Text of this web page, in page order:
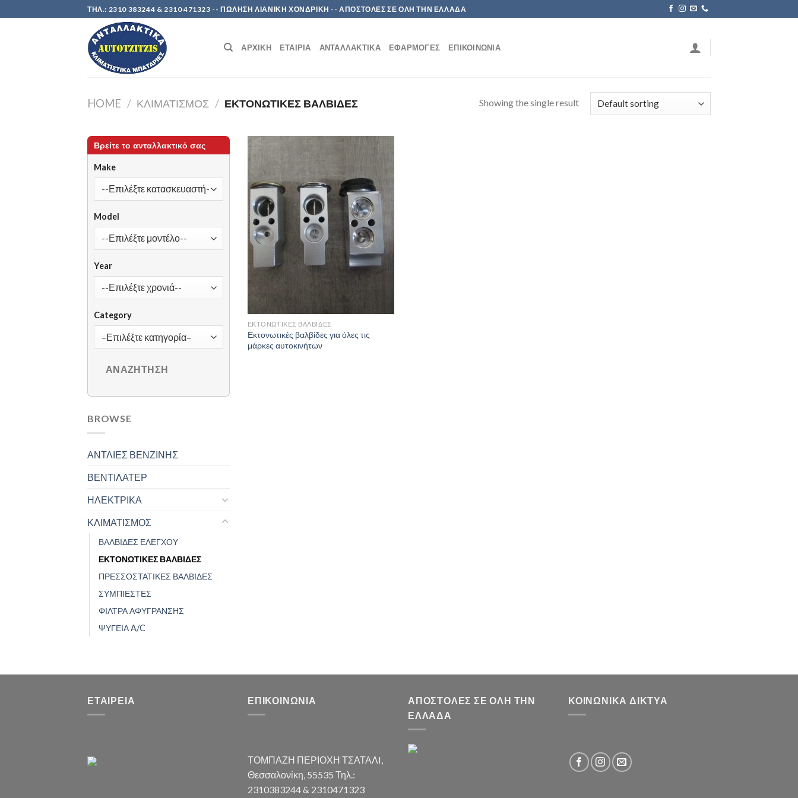
to
ΤΗΛ.: 2310 383244 & 2310 471323 -- ΠΩΛΗΣΗ ΛΙΑΝΙΚΗ ΧΟΝΔΡΙΚΗ -- ΑΠΟΣΤΟΛΕΣ ΣΕ ΟΛΗ ΤΗΝ ΕΛΛΑΔΑ
ΑΡΧΙΚΉ ΕΤΑΙΡΊΑ ΑΝΤΑΛΛΑΚΤΙΚΆ ΕΦΑΡΜΟΓΈΣ ΕΠΙΚΟΙΝΩΝΊΑ
HOME / ΚΛΙΜΑΤΙΣΜΟΣ / ΕΚΤΟΝΩΤΙΚΕΣ ΒΑΛΒΙΔΕΣ Showing the single result
Βρείτε το ανταλλακτικό σας
Make
Model
Year
Category
BROWSE
ΑΝΤΛΙΕΣ ΒΕΝΖΙΝΗΣ
ΒΕΝΤΙΛΑΤΕΡ
ΗΛΕΚΤΡΙΚΑ
ΚΛΙΜΑΤΙΣΜΟΣ
ΒΑΛΒΙΔΕΣ ΕΛΕΓΧΟΥ
ΕΚΤΟΝΩΤΙΚΕΣ ΒΑΛΒΙΔΕΣ
ΠΡΕΣΣΟΣΤΑΤΙΚΕΣ ΒΑΛΒΙΔΕΣ
ΣΥΜΠΙΕΣΤΕΣ
ΦΙΛΤΡΑ ΑΦΥΓΡΑΝΣΗΣ
ΨΥΓΕΙΑ A/C
ΕΚΤΟΝΩΤΙΚΕΣ ΒΑΛΒΙΔΕΣ
Εκτονωτικές βαλβίδες για όλες τις
μάρκες αυτοκινήτων
ΕΤΑΙΡΕΊΑ ΕΠΙΚΟΙΝΩΝΊΑ
ΤΟΜΠΑΖΗ ΠΕΡΙΟΧΗ ΤΣΑΤΑΛI,
Θεσσαλονίκη, 55535 Τηλ.:
2310383244 & 2310471323
ΑΠΟΣΤΟΛΈΣ ΣΕ ΌΛΗ ΤΗΝ
ΕΛΛΆΔΑ
ΚΟΙΝΩΝΙΚΆ ΔΊΚΤΥΑ